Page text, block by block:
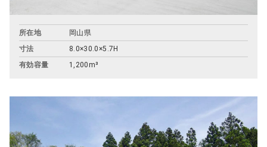
所在地
岡山県
寸法
8.0×30.0×5.7H
有効容量
1,200m³